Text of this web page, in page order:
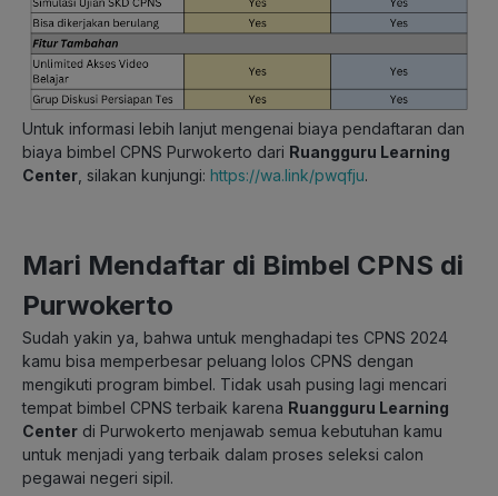
Untuk informasi lebih lanjut mengenai biaya pendaftaran dan
biaya bimbel CPNS Purwokerto dari Ruangguru Learning
Center , silakan kunjungi: https://wa.link/pwqfju.
Mari Mendaftar di Bimbel CPNS di
Purwokerto
Sudah yakin ya, bahwa untuk menghadapi tes CPNS 2024
kamu bisa memperbesar peluang lolos CPNS dengan
mengikuti program bimbel. Tidak usah pusing lagi mencari
tempat bimbel CPNS terbaik karena Ruangguru Learning
Center di Purwokerto menjawab semua kebutuhan kamu
untuk menjadi yang terbaik dalam proses seleksi calon
pegawai negeri sipil.